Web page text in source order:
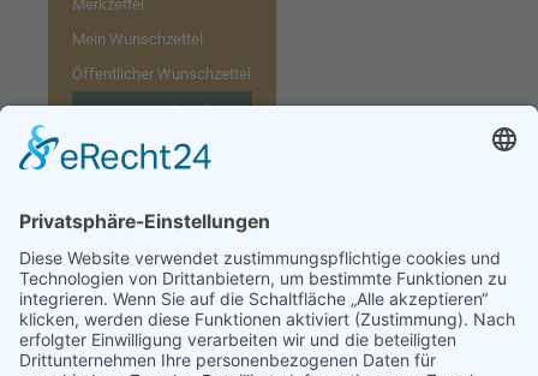
Merkzettel
Mein Wunschzettel
Öffentlicher Wunschzettel
Vertrag widerrufen
Informationen
Impressum & Disclaimer
AGB und Widerrufsrecht
Datenschutz
Verpackung und Versand
Widerrufsrecht